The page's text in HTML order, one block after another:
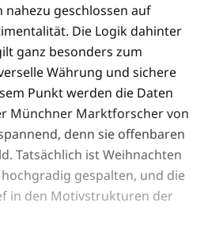
geschlossen auf
Die Logik dahinter
ganz besonders zum
Währung und sichere
Punkt werden die Daten
Münchner Marktforscher von
denn sie offenbaren
Tatsächlich ist Weihnachten
gespalten, und die
in den Motivstrukturen der